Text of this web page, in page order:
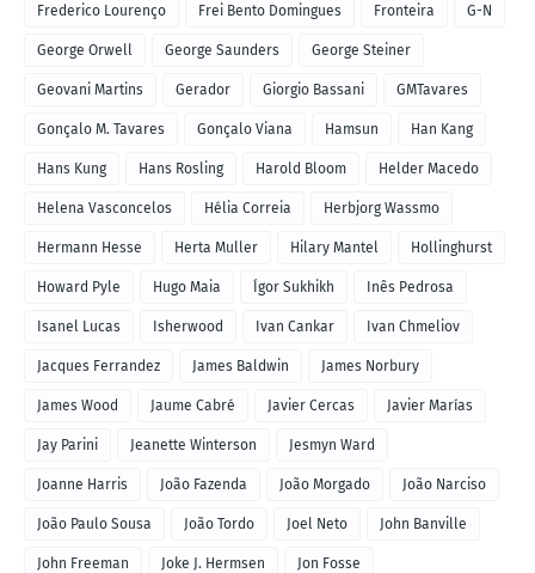
Frederico Lourenço Frei Bento Domingues Fronteira G-N
George Orwell George Saunders George Steiner
Geovani Martins Gerador Giorgio Bassani GMTavares
Gonçalo M. Tavares Gonçalo Viana Hamsun Han Kang
Hans Kung Hans Rosling Harold Bloom Helder Macedo
Helena Vasconcelos Hélia Correia Herbjorg Wassmo
Hermann Hesse Herta Muller Hilary Mantel Hollinghurst
Howard Pyle Hugo Maia Ígor Sukhikh Inês Pedrosa
Isanel Lucas Isherwood Ivan Cankar Ivan Chmeliov
Jacques Ferrandez James Baldwin James Norbury
James Wood Jaume Cabré Javier Cercas Javier Marías
Jay Parini Jeanette Winterson Jesmyn Ward
Joanne Harris João Fazenda João Morgado João Narciso
João Paulo Sousa João Tordo Joel Neto John Banville
John Freeman Joke J. Hermsen Jon Fosse